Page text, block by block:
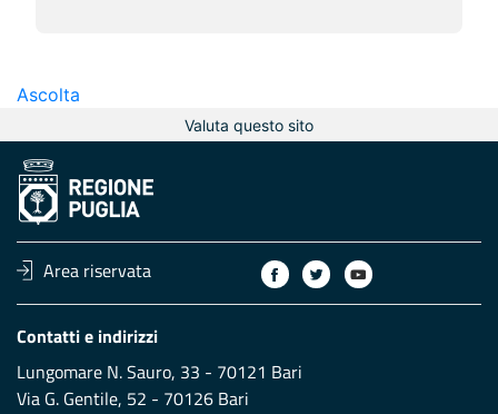
Ascolta
Valuta questo sito
Area riservata
Contatti e indirizzi
Lungomare N. Sauro, 33 - 70121 Bari
Via G. Gentile, 52 - 70126 Bari